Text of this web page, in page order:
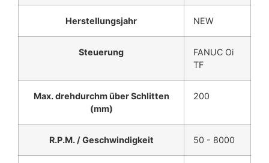
Herstellungsjahr NEW
Steuerung
FANUC Oi
TF
Max. drehdurchm über Schlitten
(mm)
200
R.P.M. / Geschwindigkeit 50 - 8000